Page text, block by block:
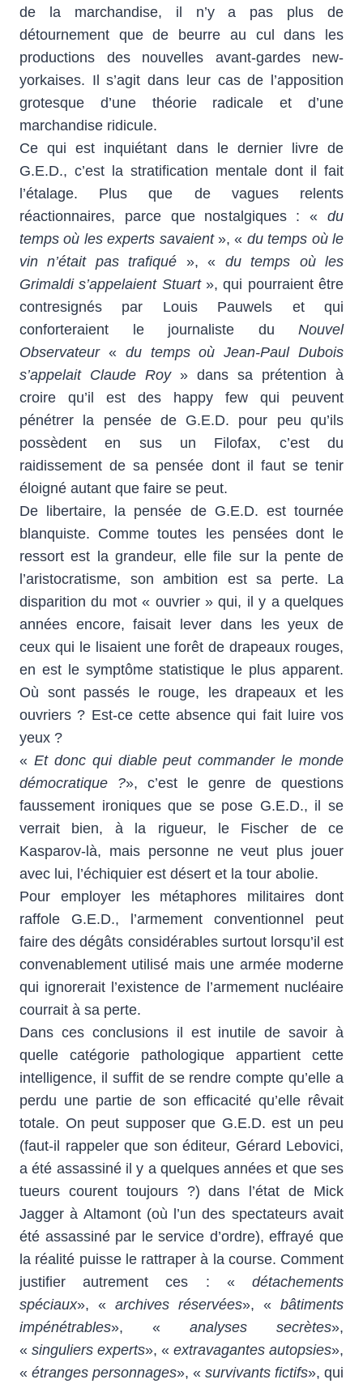
de la marchandise, il n’y a pas plus de
détournement que de beurre au cul dans les
productions des nouvelles avant-gardes new-
yorkaises. Il s’agit dans leur cas de l’apposition
grotesque d’une théorie radicale et d’une
marchandise ridicule.
Ce qui est inquiétant dans le dernier livre de
G.E.D., c’est la stratification mentale dont il fait
l’étalage. Plus que de vagues relents
réactionnaires, parce que nostalgiques : « du
temps où les experts savaient», « du temps où le
vin n’était pas trafiqué », « du temps où les
Grimaldi s’appelaient Stuart», qui pourraient être
contresignés par Louis Pauwels et qui
conforteraient le journaliste du Nouvel
Observateur« du temps où Jean-Paul Dubois
s’appelait Claude Roy » dans sa prétention à
croire qu’il est des happy few qui peuvent
pénétrer la pensée de G.E.D. pour peu qu’ils
possèdent en sus un Filofax, c’est du
raidissement de sa pensée dont il faut se tenir
éloigné autant que faire se peut.
De libertaire, la pensée de G.E.D. est tournée
blanquiste. Comme toutes les pensées dont le
ressort est la grandeur, elle file sur la pente de
l’aristocratisme, son ambition est sa perte. La
disparition du mot « ouvrier » qui, il y a quelques
années encore, faisait lever dans les yeux de
ceux qui le lisaient une forêt de drapeaux rouges,
en est le symptôme statistique le plus apparent.
Où sont passés le rouge, les drapeaux et les
ouvriers ? Est-ce cette absence qui fait luire vos
yeux ?
« Et donc qui diable peut commander le monde
démocratique ?», c’est le genre de questions
faussement ironiques que se pose G.E.D., il se
verrait bien, à la rigueur, le Fischer de ce
Kasparov-là, mais personne ne veut plus jouer
avec lui, l’échiquier est désert et la tour abolie.
Pour employer les métaphores militaires dont
raffole G.E.D., l’armement conventionnel peut
faire des dégâts considérables surtout lorsqu’il est
convenablement utilisé mais une armée moderne
qui ignorerait l’existence de l’armement nucléaire
courrait à sa perte.
Dans ces conclusions il est inutile de savoir à
quelle catégorie pathologique appartient cette
intelligence, il suffit de se rendre compte qu’elle a
perdu une partie de son efficacité qu’elle rêvait
totale. On peut supposer que G.E.D. est un peu
(faut-il rappeler que son éditeur, Gérard Lebovici,
a été assassiné il y a quelques années et que ses
tueurs courent toujours ?) dans l’état de Mick
Jagger à Altamont (où l’un des spectateurs avait
été assassiné par le service d’ordre), effrayé que
la réalité puisse le rattraper à la course. Comment
justifier autrement ces : « détachements
spéciaux», « archives réservées», « bâtiments
impénétrables», « analyses secrètes»,
« singuliers experts», « extravagantes autopsies»,
« étranges personnages», « survivants fictifs», qui